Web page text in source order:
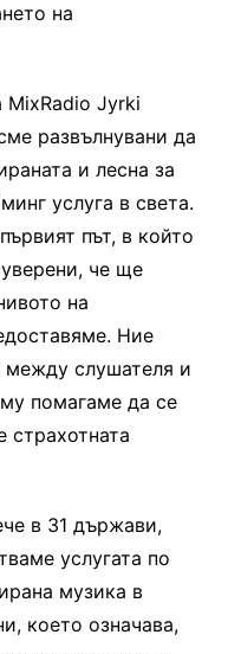
на
MixRadio Jyrki
развълнувани да
и лесна за
услуга в света.
път, в който
че ще
на
Ние
между слушателя и
помагаме да се
страхотната
в 31 държави,
услугата по
музика в
което означава,